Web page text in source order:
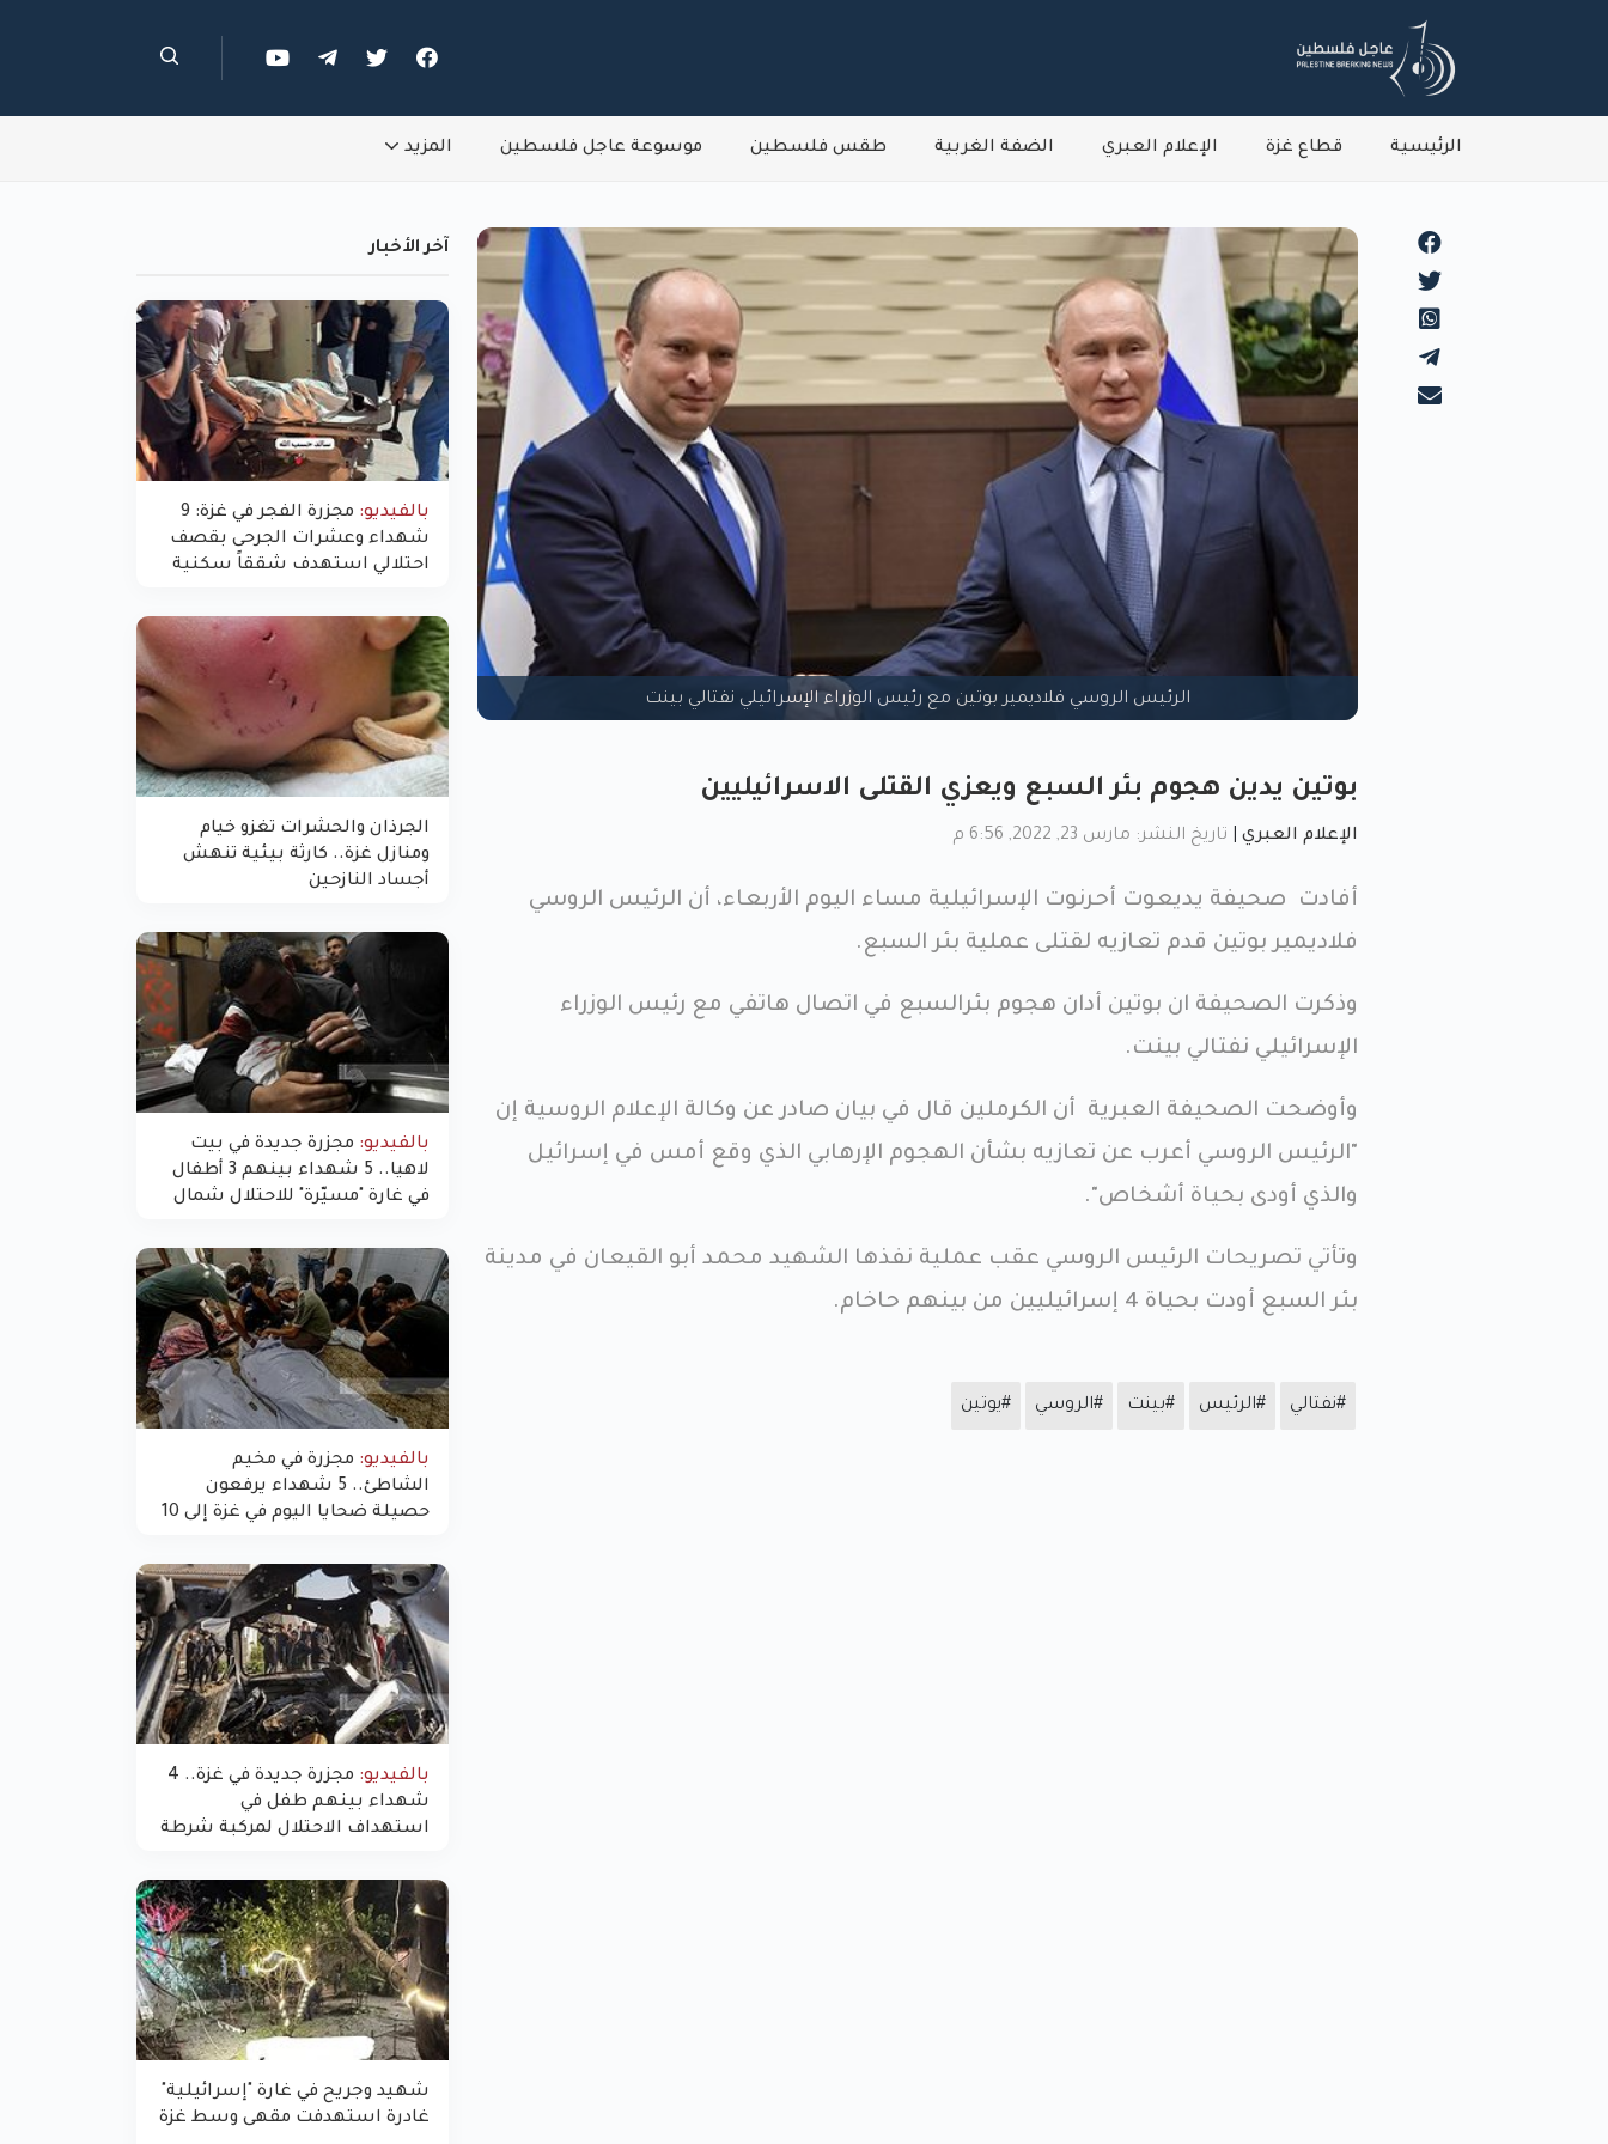
الرئيسية قطاع غزة الإعلام العبري الضفة الغربية طقس فلسطين موسوعة عاجل فلسطين المزيد
الرئيس الروسي فلاديمير بوتين مع رئيس الوزراء الإسرائيلي نفتالي بينت
بوتين يدين هجوم بئر السبع ويعزي القتلى الاسرائيليين
الإعلام العبري تاريخ النشر: مارس 23, 2022, 6:56 م
أفادت صحيفة يديعوت أحرنوت الإسرائيلية مساء اليوم الأربعاء، أن الرئيس الروسي
فلاديمير بوتين قدم تعازيه لقتلى عملية بئر السبع.
وذكرت الصحيفة ان بوتين أدان هجوم بئرالسبع في اتصال هاتفي مع رئيس الوزراء
الإسرائيلي نفتالي بينت.
وأوضحت الصحيفة العبرية أن الكرملين قال في بيان صادر عن وكالة الإعلام الروسية إن
"الرئيس الروسي أعرب عن تعازيه بشأن الهجوم الإرهابي الذي وقع أمس في إسرائيل
والذي أودى بحياة أشخاص".
وتأتي تصريحات الرئيس الروسي عقب عملية نفذها الشهيد محمد أبو القيعان في مدينة
بئر السبع أودت بحياة 4 إسرائيليين من بينهم حاخام.
#نفتالي #الرئيس #بينت #الروسي #يوتين
آخر الأخبار
بالفيديو:
مجزرة الفجر في غزة: 9
شهداء وعشرات الجرحى بقصف
احتلالي استهدف شققاً سكنية
الجرذان والحشرات تغزو خيام
ومنازل غزة.. كارثة بيئية تنهش
أجساد النازحين
بالفيديو: مجزرة جديدة في بيت
لاهيا.. 5 شهداء بينهم 3 أطفال
في غارة "مسيّرة" للاحتلال شمال
بالفيديو: مجزرة في مخيم
الشاطئ.. 5 شهداء يرفعون
حصيلة ضحايا اليوم في غزة إلى 10
بالفيديو:
مجزرة جديدة في غزة.. 4
شهداء بينهم طفل في
استهداف الاحتلال لمركبة شرطة
شهيد وجريح في غارة "إسرائيلية"
غادرة استهدفت مقهى وسط غزة